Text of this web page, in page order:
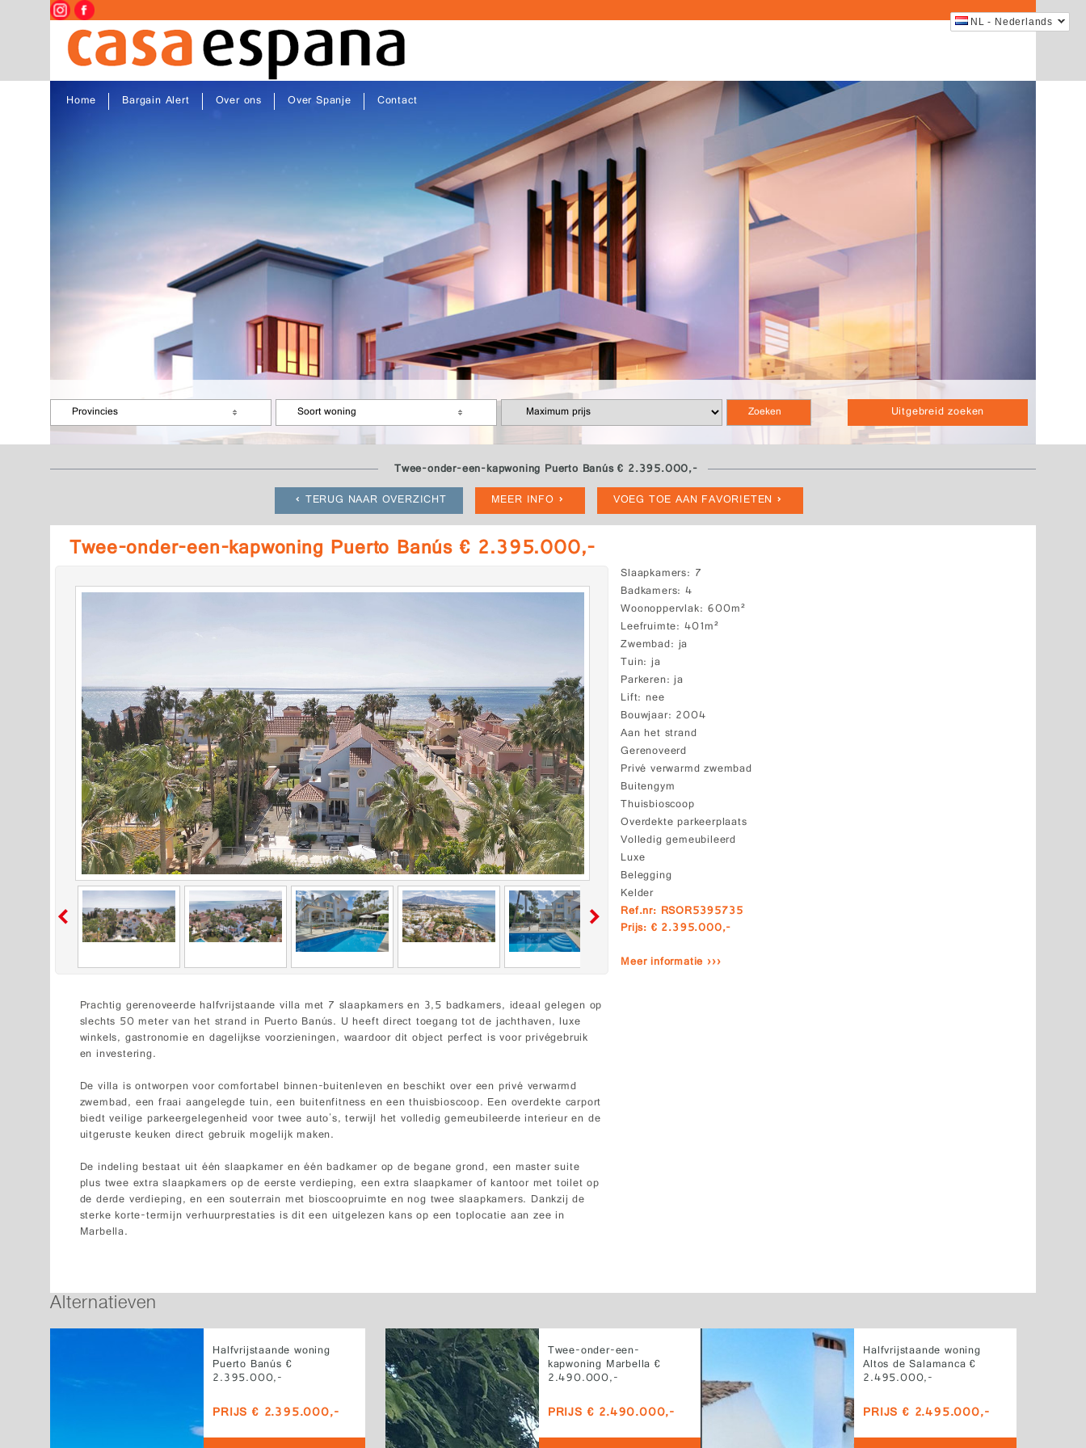
NL - Nederlands
Home Bargain Alert Over ons Over Spanje Contact
Uitgebreid zoeken
Provincies Soort woning
Twee-onder-een-kapwoning Puerto Banús € 2.395.000,-
TERUG NAAR OVERZICHT
MEER INFO VOEG TOE AAN FAVORIETEN
Twee-onder-een-kapwoning Puerto Banús € 2.395.000,-
Slaapkamers 7
Badkamers 4
Woonoppervlak 600m²
Leefruimte 401m²
Zwembad ja
Tuin ja
Parkeren ja
Lift nee
Bouwjaar 2004
Aan het strand
Gerenoveerd
Privé verwarmd zwembad
Buitengym
Thuisbioscoop
Overdekte parkeerplaats
Volledig gemeubileerd
Luxe
Belegging
Kelder
Ref.nr: RSOR5395735
Prijs: € 2.395.000,-
Meer informatie ›››
Prachtig gerenoveerde halfvrijstaande villa met 7 slaapkamers en 3,5 badkamers, ideaal gelegen op
slechts 50 meter van het strand in Puerto Banús. U heeft direct toegang tot de jachthaven, luxe
winkels, gastronomie en dagelijkse voorzieningen, waardoor dit object perfect is voor privégebruik
en investering.
De villa is ontworpen voor comfortabel binnen-buitenleven en beschikt over een privé verwarmd
zwembad, een fraai aangelegde tuin, een buitenfitness en een thuisbioscoop. Een overdekte carport
biedt veilige parkeergelegenheid voor twee auto's, terwijl het volledig gemeubileerde interieur en de
uitgeruste keuken direct gebruik mogelijk maken.
De indeling bestaat uit één slaapkamer en één badkamer op de begane grond, een master suite
plus twee extra slaapkamers op de eerste verdieping, een extra slaapkamer of kantoor met toilet op
de derde verdieping, en een souterrain met bioscoopruimte en nog twee slaapkamers. Dankzij de
sterke korte-termijn verhuurprestaties is dit een uitgelezen kans op een toplocatie aan zee in
Marbella.
Alternatieven
Halfvrijstaande woning
Puerto Banús €
2.395.000,-
PRIJS € 2.395.000,-
Twee-onder-een-
kapwoning Marbella €
2.490.000,-
PRIJS € 2.490.000,-
Halfvrijstaande woning
Altos de Salamanca €
2.495.000,-
PRIJS € 2.495.000,-